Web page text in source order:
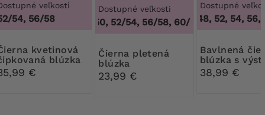
veľkosti
54, 56/58
blúzka
€
Dostupné veľkosti
48/50, 52/54, 56/58, 60/62 ,48/50, 52/
Čierna pletená
blúzka
23,99 €
Dostupné
46, 48, 52, 54, 56,
Bavlnená čierna
blúzka s
do V
38,99 €